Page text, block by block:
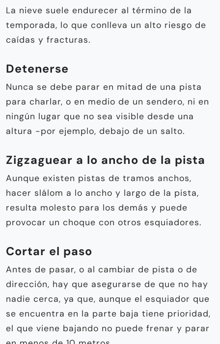
La nieve suele endurecer al término de la
temporada, lo que conlleva un alto riesgo de
caídas y fracturas.
Detenerse
Nunca se debe parar en mitad de una pista
para charlar, o en medio de un sendero, ni en
ningún lugar que no sea visible desde una
altura -por ejemplo, debajo de un salto.
Zigzaguear a lo ancho de la pista
Aunque existen pistas de tramos anchos,
hacer slálom a lo ancho y largo de la pista,
resulta molesto para los demás y puede
provocar un choque con otros esquiadores.
Cortar el paso
Antes de pasar, o al cambiar de pista o de
dirección, hay que asegurarse de que no hay
nadie cerca, ya que, aunque el esquiador que
se encuentra en la parte baja tiene prioridad,
el que viene bajando no puede frenar y parar